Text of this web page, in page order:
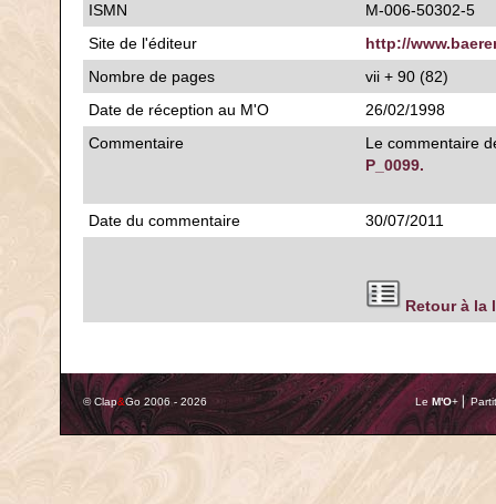
ISMN
M-006-50302-5
Site de l'éditeur
http://
Nombre de pages
vii + 90 (82)
Date de réception au M'O
26/02/1998
Commentaire
Le commentaire
P_0099.
Date du commentaire 30/07/2011
Retour à la
© Clap&Go 2006 - 2026 Le M'O+ ⎢